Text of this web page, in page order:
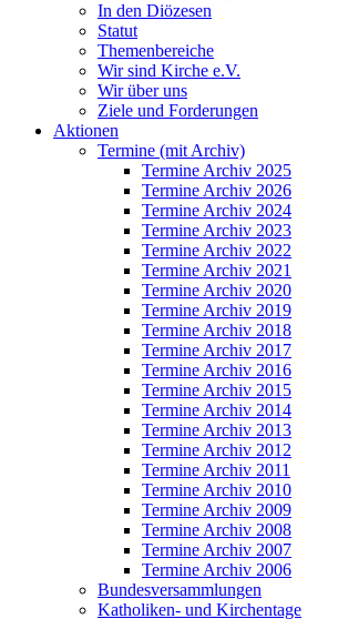
In den Diözesen
Statut
Themenbereiche
Wir sind Kirche e.V.
Wir über uns
Ziele und Forderungen
Aktionen
Termine (mit Archiv)
Termine Archiv 2025
Termine Archiv 2026
Termine Archiv 2024
Termine Archiv 2023
Termine Archiv 2022
Termine Archiv 2021
Termine Archiv 2020
Termine Archiv 2019
Termine Archiv 2018
Termine Archiv 2017
Termine Archiv 2016
Termine Archiv 2015
Termine Archiv 2014
Termine Archiv 2013
Termine Archiv 2012
Termine Archiv 2011
Termine Archiv 2010
Termine Archiv 2009
Termine Archiv 2008
Termine Archiv 2007
Termine Archiv 2006
Bundesversammlungen
Katholiken- und Kirchentage